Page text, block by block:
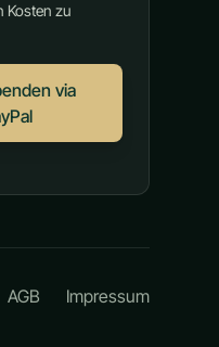
Kosten zu
via
AGB Impressum